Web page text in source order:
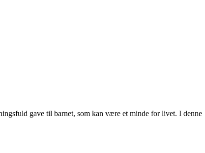
gave til barnet, som kan være et minde for livet. I denne